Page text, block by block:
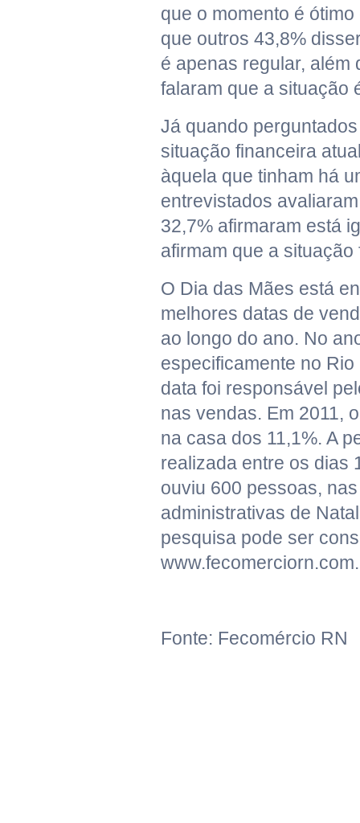
que o momento é
que outros 43,8%
é apenas regular, além
falaram que a situação
Já quando
situação financeira
àquela que tinham há
entrevistados
32,7% afirmaram está
afirmam que a
O Dia das Mães está
melhores datas de
ao longo do ano. No
especificamente no
data foi responsável
nas vendas. Em 2011,
na casa dos 11,1%. A
realizada entre os dias
ouviu 600 pessoas,
administrativas de
pesquisa pode ser
Fonte: Fecomércio RN